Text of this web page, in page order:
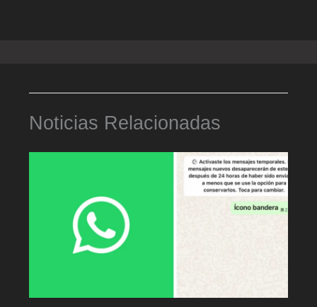
Noticias Relacionadas